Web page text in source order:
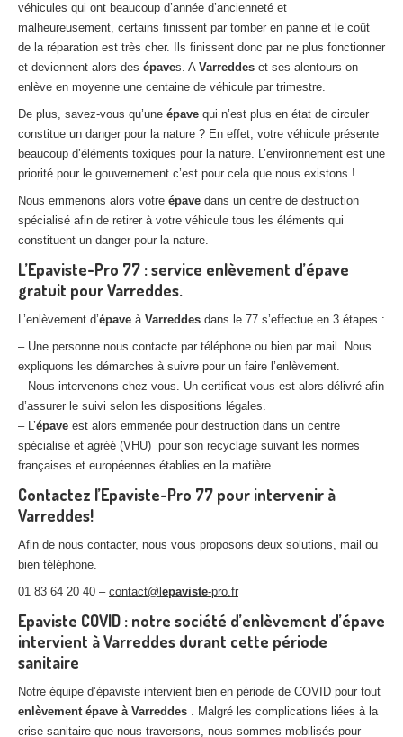
véhicules qui ont beaucoup d’année d’ancienneté et
malheureusement, certains finissent par tomber en panne et le coût
de la réparation est très cher. Ils finissent donc par ne plus fonctionner
et deviennent alors des épaves. A Varreddes et ses alentours on
enlève en moyenne une centaine de véhicule par trimestre.
De plus, savez-vous qu’une épave qui n’est plus en état de circuler
constitue un danger pour la nature ? En effet, votre véhicule présente
beaucoup d’éléments toxiques pour la nature. L’environnement est une
priorité pour le gouvernement c’est pour cela que nous existons !
Nous emmenons alors votre épave dans un centre de destruction
spécialisé afin de retirer à votre véhicule tous les éléments qui
constituent un danger pour la nature.
L’Epaviste-Pro 77 : service enlèvement d’épave
gratuit pour Varreddes.
L’enlèvement d’épave à Varreddes dans le 77 s’effectue en 3 étapes :
– Une personne nous contacte par téléphone ou bien par mail. Nous
expliquons les démarches à suivre pour un faire l’enlèvement.
– Nous intervenons chez vous. Un certificat vous est alors délivré afin
d’assurer le suivi selon les dispositions légales.
– L’épave est alors emmenée pour destruction dans un centre
spécialisé et agréé (VHU) pour son recyclage suivant les normes
françaises et européennes établies en la matière.
Contactez l’Epaviste-Pro 77 pour intervenir à
Varreddes!
Afin de nous contacter, nous vous proposons deux solutions, mail ou
bien téléphone.
01 83 64 20 40 – contact@l epaviste-pro.fr
Epaviste COVID : notre société d’enlèvement d’épave
intervient à Varreddes durant cette période
sanitaire
Notre équipe d’épaviste intervient bien en période de COVID pour tout
enlèvement épave à Varreddes . Malgré les complications liées à la
crise sanitaire que nous traversons, nous sommes mobilisés pour